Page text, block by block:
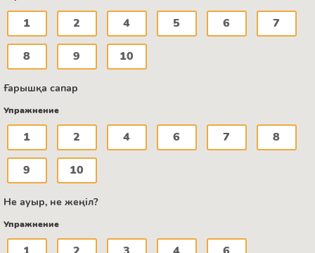
1 2 4 5 6 7
8 9 10
Ғарышқа сапар
Упражнение
1 2 4 6 7 8
9 10
Не ауыр, не жеңіл?
Упражнение